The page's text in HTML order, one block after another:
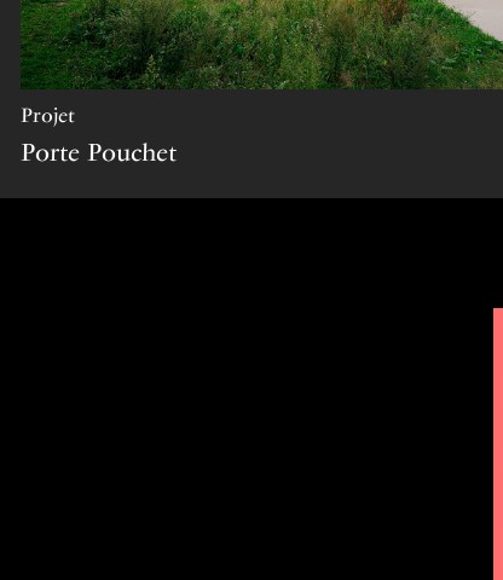
projet
Porte Pouchet